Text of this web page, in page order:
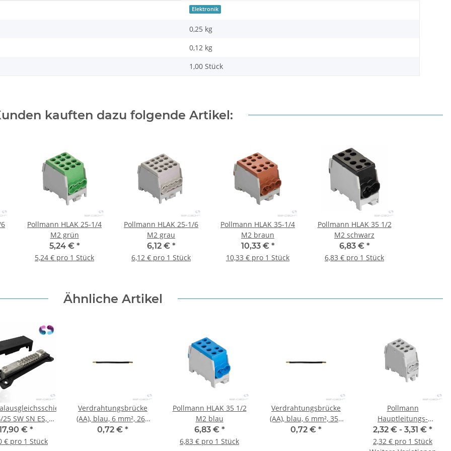
Elektronik
0,25 kg
0,12 kg
1,00 Stück
kauften dazu folgende Artikel:
Pollmann HLAK 25-1/4
M2 grün
5,24 € *
5,24 € pro 1 Stück
Pollmann HLAK 25-1/6
M2 grau
6,12 € *
6,12 € pro 1 Stück
Pollmann HLAK 35-1/4
M2 braun
10,33 € *
10,33 € pro 1 Stück
Pollmann HLAK 35 1/2
M2 schwarz
6,83 € *
6,83 € pro 1 Stück
Ähnliche Artikel
25 SW SN ES, 2-
schwarz
€ *
€ pro 1 Stück
Verdrahtungsbrücke
(AA), blau, 6 mm², 265
mm
0,72 € *
Pollmann HLAK 35 1/2
M2 blau
6,83 € *
6,83 € pro 1 Stück
Verdrahtungsbrücke
(AA), blau, 6 mm², 350
mm
0,72 € *
Pollmann
Hauptleitungs-
Abzweigklemme HLAK
25 1/2 M2 (Alle Farben)
2,32 € - 3,31 € *
2,32 € pro 1 Stück